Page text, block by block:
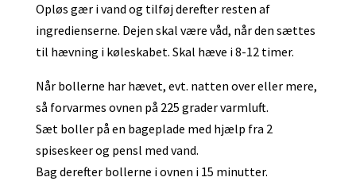
Opløs gær i vand og tilføj derefter resten af
ingredienserne. Dejen skal være våd, når den sættes
til hævning i køleskabet. Skal hæve i 8-12 timer.
Når bollerne har hævet, evt. natten over eller mere,
så forvarmes ovnen på 225 grader varmluft.
Sæt boller på en bageplade med hjælp fra 2
spiseskeer og pensl med vand.
Bag derefter bollerne i ovnen i 15 minutter.